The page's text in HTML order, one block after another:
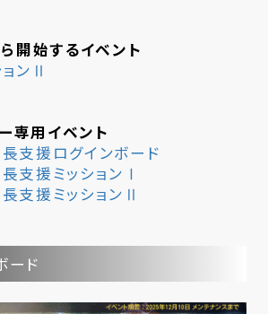
開始するイベント
ンⅡ
専用イベント
支援ログインボード
支援ミッションⅠ
支援ミッションⅡ
ード